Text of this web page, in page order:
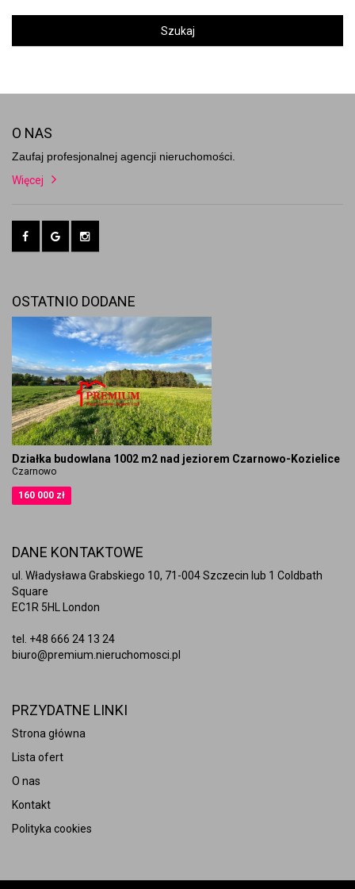
O NAS
Zaufaj profesjonalnej agencji nieruchomości.
Więcej
OSTATNIO DODANE
Działka budowlana 1002 m2 nad jeziorem Czarnowo-Kozielice
Czarnowo
160 000 zł
DANE KONTAKTOWE
ul. Władysława Grabskiego 10, 71-004 Szczecin lub 1 Coldbath
Square
EC1R 5HL London
tel. +48 666 24 13 24
biuro@premium.nieruchomosci.pl
PRZYDATNE LINKI
Strona główna
Lista ofert
O nas
Kontakt
Polityka cookies